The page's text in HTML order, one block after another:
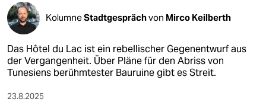
KolumneStadtgesprächvon Mirco Keilberth
Das Hôtel du Lac ist ein rebellischer Gegenentwurf aus
der Vergangenheit. Über Pläne für den Abriss von
Tunesiens berühmtester Bauruine gibt es Streit.
23.8.2025